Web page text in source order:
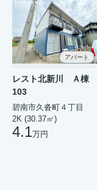
アパート
レスト北新川 Ａ棟
103
碧南市久沓町４丁目
2K (30.37㎡)
4.1万円